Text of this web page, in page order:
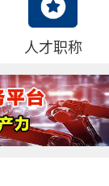
人才职称